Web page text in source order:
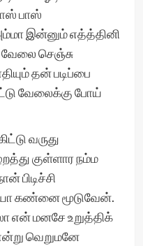
பாஸ்
இன்னும் எத்த்தினி
செஞ்சு
தன் படிப்பை
வேலைக்கு போய்
வருது
குள்ளார நம்ம
பிடிச்சி
கண்னை மூடுவேன்.
என் மனசே உறுத்திக்
வெறுமனே